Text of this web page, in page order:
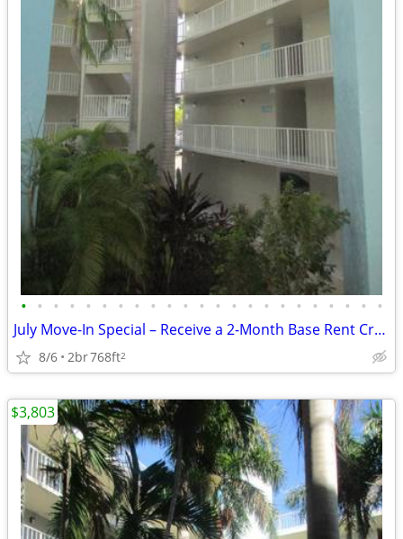
• • • • • • • • • • • • • • • • • • • • • • •
July Move-In Special – Receive a 2-Month Base Rent Credit!
8/6 2br768ft2
$3,803